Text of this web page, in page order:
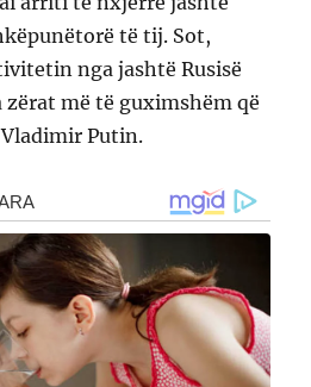
të tij. Sot,
nga jashtë Rusisë
më të guximshëm që
Putin.